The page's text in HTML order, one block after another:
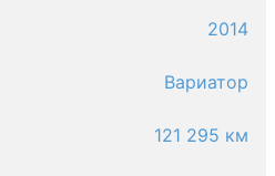
2014
Вариатор
121 295 км